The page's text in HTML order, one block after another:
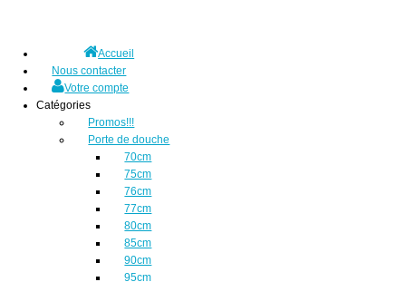
Accueil
Nous contacter
Votre compte
Catégories
Promos!!!
Porte de douche
70cm
75cm
76cm
77cm
80cm
85cm
90cm
95cm